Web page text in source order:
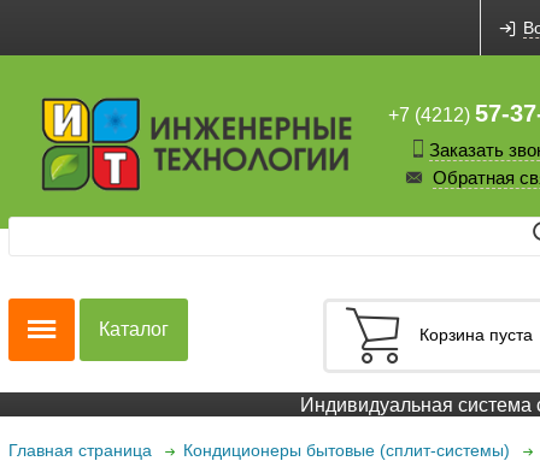
+7 (4212) 57-
Заказать
Обратная
Корзина пуста
Каталог
Индивидуальная система
Главная страница
Кондиционеры бытовые (сплит-системы)